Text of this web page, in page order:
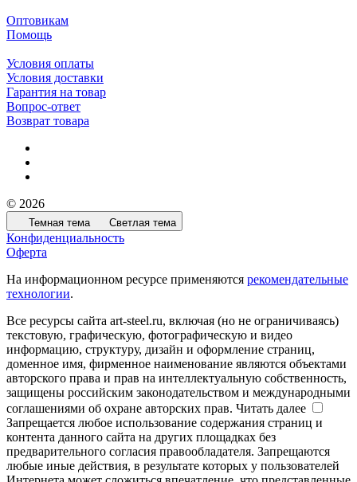
Оптовикам
Помощь
Условия оплаты
Условия доставки
Гарантия на товар
Вопрос-ответ
Возврат товара
© 2026
Темная тема Светлая тема
Конфиденциальность
Оферта
На информационном ресурсе применяются рекомендательные
технологии.
Все ресурсы сайта art-steel.ru, включая (но не ограничиваясь)
текстовую, графическую, фотографическую и видео
информацию, структуру, дизайн и оформление страниц,
доменное имя, фирменное наименование являются объектами
авторского права и прав на интеллектуальную собственность,
защищены российским законодательством и международными
соглашениями об охране авторских прав. Читать далее
Запрещается любое использование содержания страниц и
контента данного сайта на других площадках без
предварительного согласия правообладателя. Запрещаются
любые иные действия, в результате которых у пользователей